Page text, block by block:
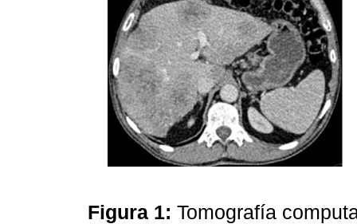
Figura 1: Tomografía